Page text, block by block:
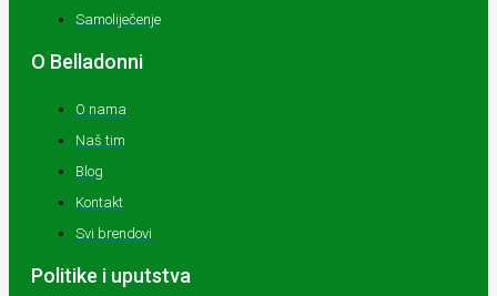
Samoliječenje
O Belladonni
O nama
Naš tim
Blog
Kontakt
Svi brendovi
Politike i uputstva